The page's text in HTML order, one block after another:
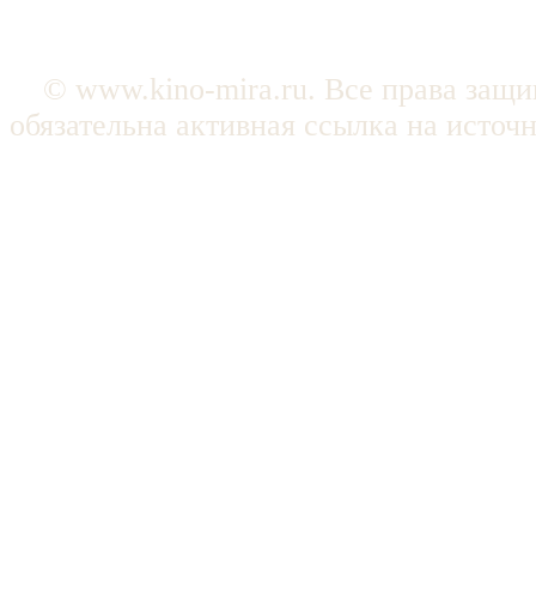
© www.kino-mira.ru. Все права
обязательна активная ссылка на